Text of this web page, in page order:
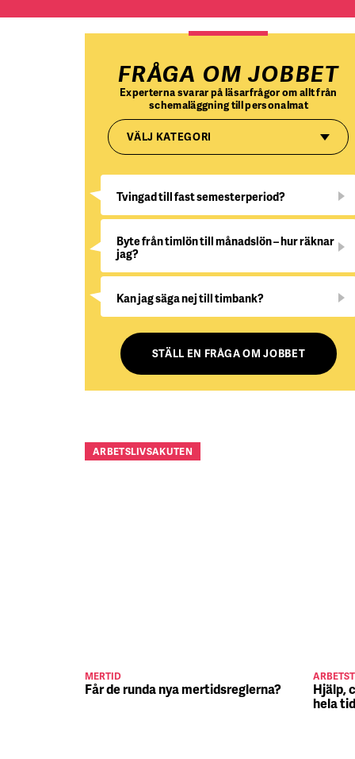
FRÅGA OM JOBBET
Experterna svarar på läsarfrågor om allt från
schemaläggning till personalmat
VÄLJ KATEGORI
Tvingad till fast semesterperiod?
Byte från timlön till månadslön – hur räknar
jag?
Kan jag säga nej till timbank?
STÄLL EN FRÅGA OM JOBBET
ARBETSLIVSAKUTEN
MERTID
Får de runda nya mertidsreglerna? Hjälp,
hela